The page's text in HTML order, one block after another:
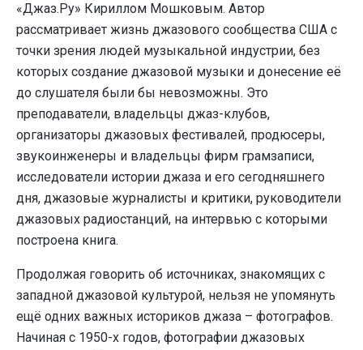
«Джаз.Ру» Кириллом Мошковым. Автор
рассматривает жизнь джазового сообщества США с
точки зрения людей музыкальной индустрии, без
которых создание джазовой музыки и донесение её
до слушателя были бы невозможны. Это
преподаватели, владельцы джаз-клубов,
организаторы джазовых фестивалей, продюсеры,
звукоинженеры и владельцы фирм грамзаписи,
исследователи истории джаза и его сегодняшнего
дня, джазовые журналисты и критики, руководители
джазовых радиостанций, на интервью с которыми
построена книга.
Продолжая говорить об источниках, знакомящих с
западной джазовой культурой, нельзя не упомянуть
ещё одних важных историков джаза – фотографов.
Начиная с 1950-х годов, фотографии джазовых